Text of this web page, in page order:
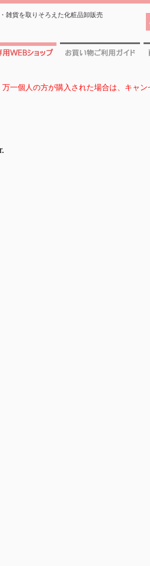
雑貨を取りそろえた化粧品卸販売
万一個人の方が購入された場合は、キャン